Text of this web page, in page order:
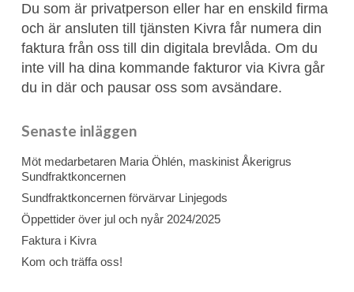
Du som är privatperson eller har en enskild firma
och är ansluten till tjänsten Kivra får numera din
faktura från oss till din digitala brevlåda. Om du
inte vill ha dina kommande fakturor via Kivra går
du in där och pausar oss som avsändare.
Senaste inläggen
Möt medarbetaren Maria Öhlén, maskinist Åkerigrus
Sundfraktkoncernen
Sundfraktkoncernen förvärvar Linjegods
Öppettider över jul och nyår 2024/2025
Faktura i Kivra
Kom och träffa oss!